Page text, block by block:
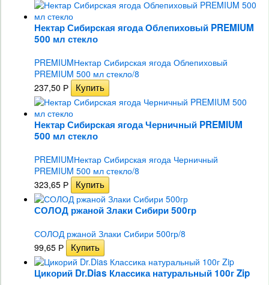
Нектар Сибирская ягода Облепиховый PREMIUM
500 мл стекло
PREMIUMНектар Сибирская ягода Облепиховый
PREMIUM 500 мл стекло/8
237,50 Р
Нектар Сибирская ягода Черничный PREMIUM
500 мл стекло
PREMIUMНектар Сибирская ягода Черничный
PREMIUM 500 мл стекло/8
323,65 Р
СОЛОД ржаной Злаки Сибири 500гр
СОЛОД ржаной Злаки Сибири 500гр/8
99,65 Р
Цикорий Dr.Dias Классика натуральный 100г Zip